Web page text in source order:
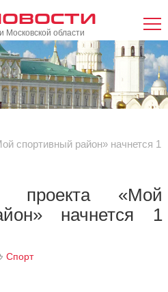
Московской области
спортивный район» начнется 1
проекта «Мой
начнется 1
Спорт